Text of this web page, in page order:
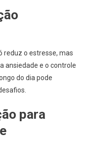
reduz o estresse, mas
ansiedade e o controle
do dia pode
para